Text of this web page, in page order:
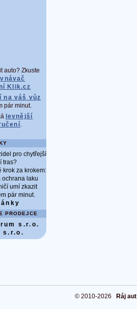
auto? Zkuste
Klik.cz
na váš vůz
pár minut.
levnější
.
pro chytřejší
tras?
krok za krokem:
ochrana laku
umí zkazit
pár minut.
PRODEJCE
s.r.o.
s.r.o.
© 2010-2026 Ráj aut